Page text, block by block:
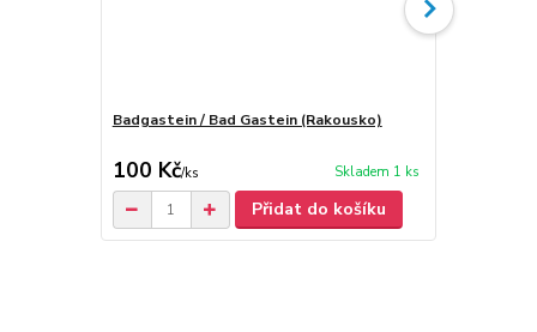
Badgastein / Bad Gastein (Rakousko)
100 Kč/ks Skladem 1 ks
Přidat do košíku